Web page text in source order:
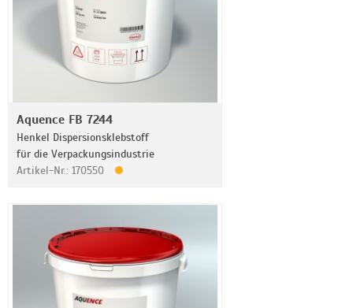
Aquence FB 7244
Henkel Dispersionsklebstoff
für die Verpackungsindustrie
Artikel-Nr.: 170550